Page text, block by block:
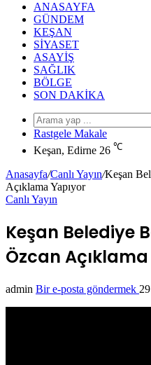
ANASAYFA
GÜNDEM
KEŞAN
SIYASET
ASAYIŞ
SAĞLIK
BÖLGE
SON DAKIKA
Rastgele Makale
Keşan, Edirne 26 ℃
Anasayfa/Canlı Yayın/Keşan
Açıklama Yapıyor
Canlı Yayın
Keşan Belediye
Özcan
admin Bir e-posta göndermek